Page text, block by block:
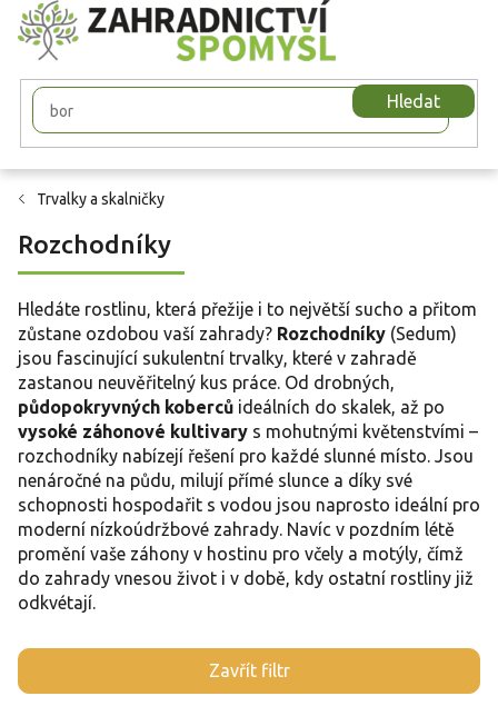
Přejít
na
obsah
Hledat
Trvalky a skalničky
Rozchodníky
Hledáte rostlinu, která přežije i to největší sucho a přitom
zůstane ozdobou vaší zahrady? Rozchodníky (Sedum)
jsou fascinující sukulentní trvalky, které v zahradě
zastanou neuvěřitelný kus práce. Od drobných,
půdopokryvných koberců ideálních do skalek, až po
vysoké záhonové kultivary s mohutnými květenstvími –
rozchodníky nabízejí řešení pro každé slunné místo. Jsou
nenáročné na půdu, milují přímé slunce a díky své
schopnosti hospodařit s vodou jsou naprosto ideální pro
moderní nízkoúdržbové zahrady. Navíc v pozdním létě
promění vaše záhony v hostinu pro včely a motýly, čímž
do zahrady vnesou život i v době, kdy ostatní rostliny již
odkvétají.
Zavřít filtr
V
ý